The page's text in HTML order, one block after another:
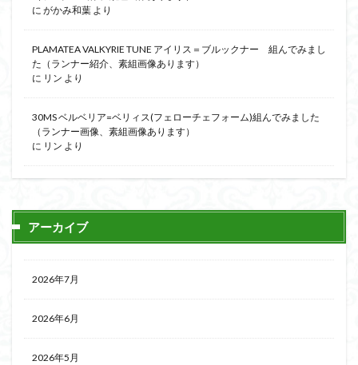
に がかみ和葉 より
PLAMATEA VALKYRIE TUNE アイリス＝ブルックナー 組んでみまし
た（ランナー紹介、素組画像あります）
に リン より
30MS ベルベリア=ベリィス(フェローチェフォーム)組んでみました
（ランナー画像、素組画像あります）
に リン より
アーカイブ
2026年7月
2026年6月
2026年5月